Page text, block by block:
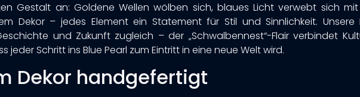
Gestalt an: Goldene Wellen wölben sich, blaues Licht verwebt sich mit
Dekor – jedes Element ein Statement für Stil und Sinnlichkeit. Unsere
und Zukunft zugleich – der „Schwalbennest“-Flair verbindet
jeder Schritt ins Blue Pearl zum Eintritt in eine neue Welt wird.
Dekor handgefertigt